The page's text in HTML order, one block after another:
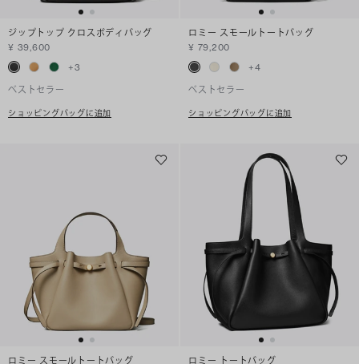
ジップトップ クロスボディバッグ
¥ 39,600
+3
ベストセラー
ショッピングバッグに追加
ロミー スモールトートバッグ
¥ 79,200
+4
ベストセラー
ショッピングバッグに追加
ロミー スモールトートバッグ
ロミー トートバッグ